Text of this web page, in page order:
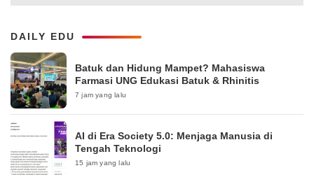
DAILY EDU
Batuk dan Hidung Mampet? Mahasiswa
Farmasi UNG Edukasi Batuk & Rhinitis
7 jam yang lalu
AI di Era Society 5.0: Menjaga Manusia di
Tengah Teknologi
15 jam yang lalu